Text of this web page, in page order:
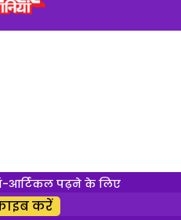
आर्टिकल पढ़ने के लिए
करें